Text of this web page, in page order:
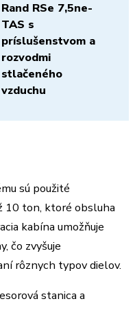
Rand RSe 7,5ne-
TAS s
príslušenstvom a
rozvodmi
stlačeného
vzduchu
sú použité
10 ton, ktoré obsluha
kabína umožňuje
čo zvyšuje
rôznych typov dielov.
stanica a